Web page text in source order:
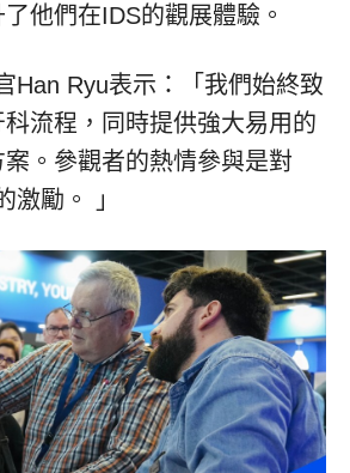
他們在IDS的觀展體驗。
Han Ryu表示：「我們始終致
流程，同時提供強大易用的
。參觀者的熱情參與是對
激勵。 」